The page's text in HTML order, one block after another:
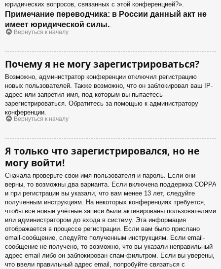
юридических вопросов, связанных с этой конференцией?».
Примечание переводчика: в России данный акт не
имеет юридической силы..
Вернуться к началу
Почему я не могу зарегистрироваться?
Возможно, администратор конференции отключил регистрацию
новых пользователей. Также возможно, что он заблокировал ваш IP-
адрес или запретил имя, под которым вы пытаетесь
зарегистрироваться. Обратитесь за помощью к администратору
конференции.
Вернуться к началу
Я только что зарегистрировался, но не
могу войти!
Сначала проверьте свои имя пользователя и пароль. Если они
верны, то возможны два варианта. Если включена поддержка COPPA
и при регистрации вы указали, что вам менее 13 лет, следуйте
полученным инструкциям. На некоторых конференциях требуется,
чтобы все новые учётные записи были активированы пользователями
или администратором до входа в систему. Эта информация
отображается в процессе регистрации. Если вам было прислано
email-сообщение, следуйте полученным инструкциям. Если email-
сообщение не получено, то возможно, что вы указали неправильный
адрес email либо он заблокирован спам-фильтром. Если вы уверены,
что ввели правильный адрес email, попробуйте связаться с